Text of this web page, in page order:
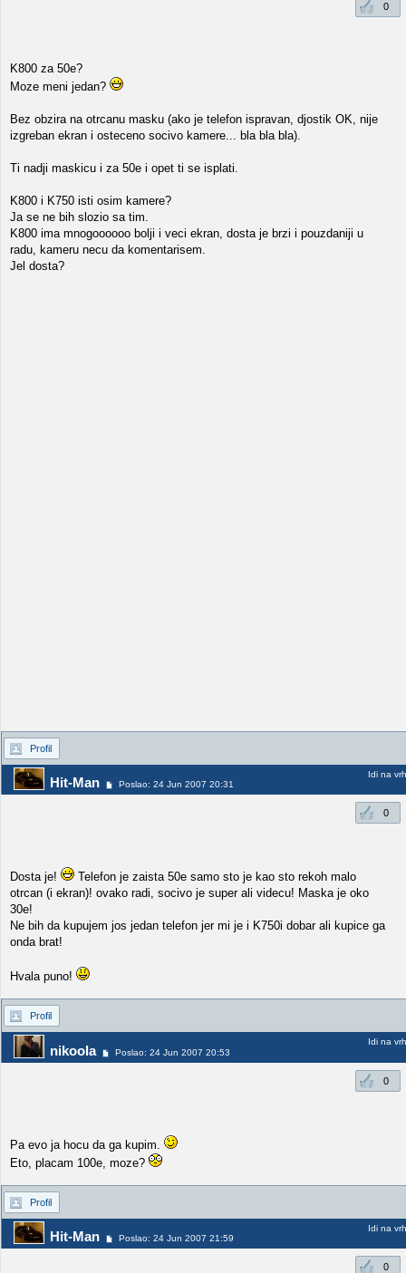
0
K800 za 50e?
Moze meni jedan?
Bez obzira na otrcanu masku (ako je telefon ispravan, djostik OK, nije
izgreban ekran i osteceno socivo kamere... bla bla bla).
Ti nadji maskicu i za 50e i opet ti se isplati.
K800 i K750 isti osim kamere?
Ja se ne bih slozio sa tim.
K800 ima mnogoooooo bolji i veci ekran, dosta je brzi i pouzdaniji u
radu, kameru necu da komentarisem.
Jel dosta?
Profil
Hit-Man Poslao: 24 Jun 2007 20:31
Idi na vrh
0
Dosta je!
Telefon je zaista 50e samo sto je kao sto rekoh malo
otrcan (i ekran)! ovako radi, socivo je super ali videcu! Maska je oko
30e!
Ne bih da kupujem jos jedan telefon jer mi je i K750i dobar ali kupice ga
onda brat!
Hvala puno!
Profil
nikoola Poslao: 24 Jun 2007 20:53
Idi na vrh
0
Pa evo ja hocu da ga kupim.
Eto, placam 100e, moze?
Profil
Hit-Man Poslao: 24 Jun 2007 21:59
Idi na vrh
0